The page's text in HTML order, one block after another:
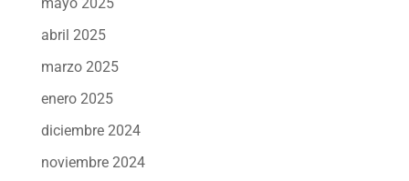
abril 2025
marzo 2025
enero 2025
diciembre 2024
noviembre 2024